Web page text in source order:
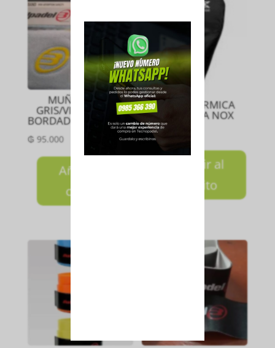
MUÑEQUERA
GRIS/VIGORE CON
BORDADO AMARILLO
₲95.000
Añadir al
carrito
FUNDA TERMICA
PARA PALA NOX
₲150.000
Añadir al
carrito